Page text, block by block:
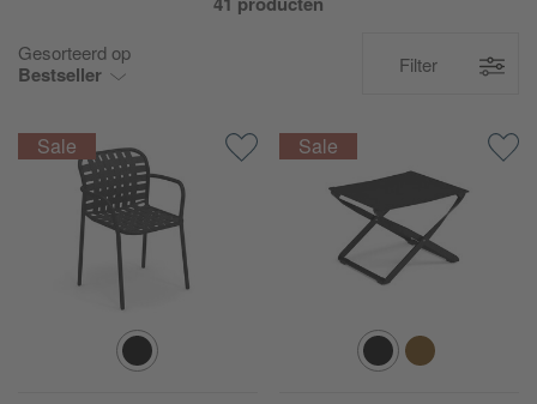
Gesorteerd op
Bestseller Filter